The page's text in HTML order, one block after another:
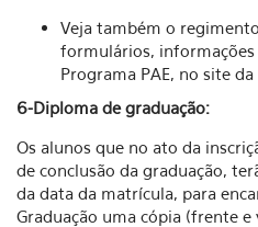
Veja também o
formulários, informações
Programa PAE, no site da
6-Diploma de graduação:
Os alunos que no ato da
de conclusão da graduação,
da data da matrícula, para
Graduação uma cópia (frente